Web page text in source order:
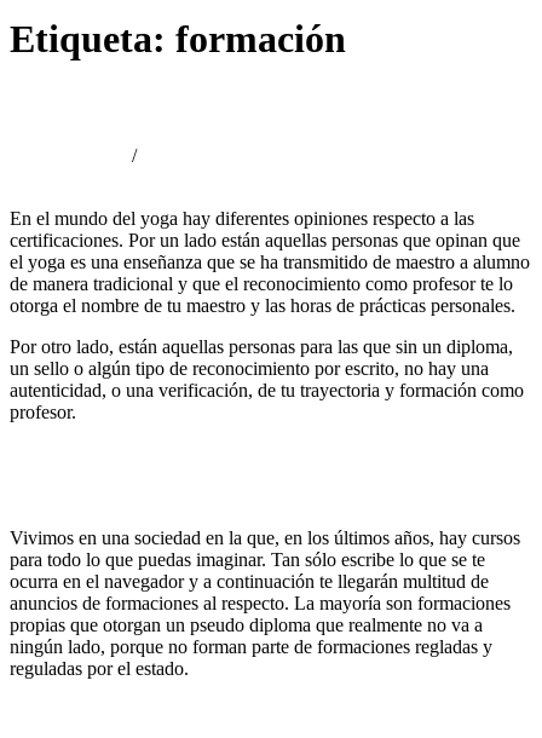
Etiqueta: formación
/
En el mundo del yoga hay diferentes opiniones respecto a las
certificaciones. Por un lado están aquellas personas que opinan que
el yoga es una enseñanza que se ha transmitido de maestro a alumno
de manera tradicional y que el reconocimiento como profesor te lo
otorga el nombre de tu maestro y las horas de prácticas personales.
Por otro lado, están aquellas personas para las que sin un diploma,
un sello o algún tipo de reconocimiento por escrito, no hay una
autenticidad, o una verificación, de tu trayectoria y formación como
profesor.
Vivimos en una sociedad en la que, en los últimos años, hay cursos
para todo lo que puedas imaginar. Tan sólo escribe lo que se te
ocurra en el navegador y a continuación te llegarán multitud de
anuncios de formaciones al respecto. La mayoría son formaciones
propias que otorgan un pseudo diploma que realmente no va a
ningún lado, porque no forman parte de formaciones regladas y
reguladas por el estado.